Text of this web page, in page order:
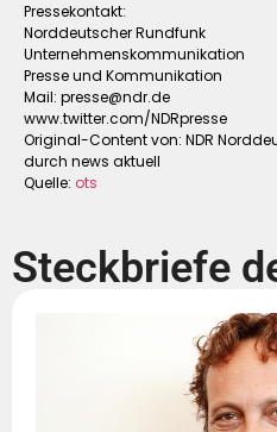
Pressekontakt:
Norddeutscher Rundfunk
Unternehmenskommunikation
Presse und Kommunikation
Mail: presse@ndr.de
www.twitter.com/NDRpresse
Original-Content von: NDR
durch news aktuell
Quelle: ots
Steckbriefe